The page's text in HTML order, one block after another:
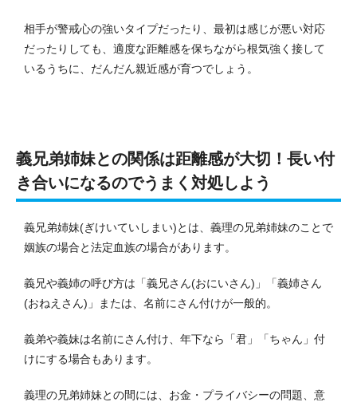
相手が警戒心の強いタイプだったり、最初は感じが悪い対応
だったりしても、適度な距離感を保ちながら根気強く接して
いるうちに、だんだん親近感が育つでしょう。
義兄弟姉妹との関係は距離感が大切！長い付
き合いになるのでうまく対処しよう
義兄弟姉妹(ぎけいていしまい)とは、義理の兄弟姉妹のことで
姻族の場合と法定血族の場合があります。
義兄や義姉の呼び方は「義兄さん(おにいさん)」「義姉さん
(おねえさん)」または、名前にさん付けが一般的。
義弟や義妹は名前にさん付け、年下なら「君」「ちゃん」付
けにする場合もあります。
義理の兄弟姉妹との間には、お金・プライバシーの問題、意